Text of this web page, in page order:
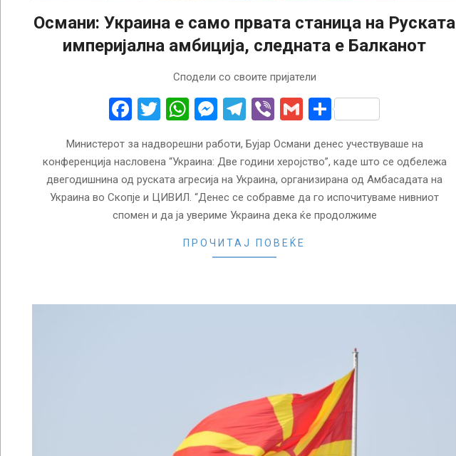
Османи: Украина е само првата станица на Руската
империјална амбиција, следната е Балканот
Сподели со своите пријатели
Facebook
Twitter
WhatsApp
Messenger
Telegram
ViberGmailShare
Министерот за надворешни работи, Бујар Османи денес учествуваше на
конференција насловена “Украина: Две години херојство”, каде што се одбележа
двегодишнина од руската агресија на Украина, организирана од Амбасадата на
Украина во Скопје и ЦИВИЛ. “Денес се собравме да го испочитуваме нивниот
спомен и да ја увериме Украина дека ќе продолжиме
ПРОЧИТАЈ ПОВЕЌЕ